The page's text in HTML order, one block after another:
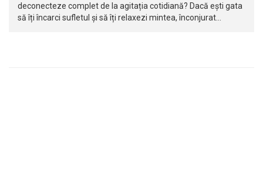
deconecteze complet de la agitația cotidiană? Dacă ești gata
să îți încarci sufletul și să îți relaxezi mintea, înconjurat…